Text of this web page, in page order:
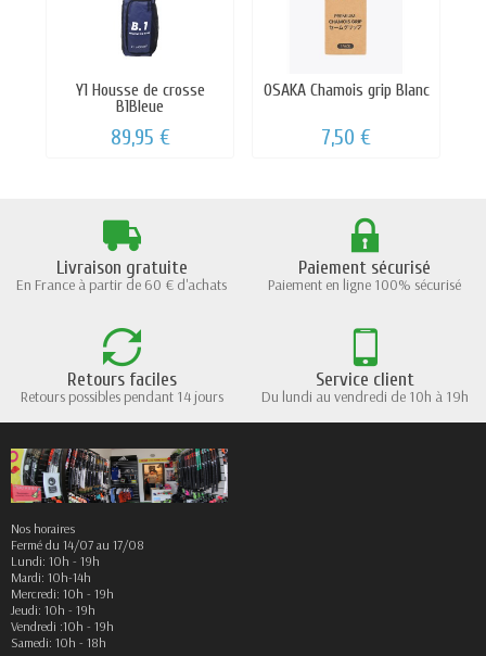
Y1 Housse de crosse
B1Bleue
89,95 €
OSAKA Chamois grip Blanc
7,50 €
Livraison gratuite
En France à partir de 60 € d'achats
Paiement sécurisé
Paiement en ligne 100% sécurisé
Retours faciles
Retours possibles pendant 14 jours
Service client
Du lundi au vendredi de 10h à 19h
Nos horaires
Fermé du 14/07 au 17/08
Lundi: 10h - 19h
Mardi: 10h-14h
Mercredi: 10h - 19h
Jeudi: 10h - 19h
Vendredi :10h - 19h
Samedi: 10h - 18h